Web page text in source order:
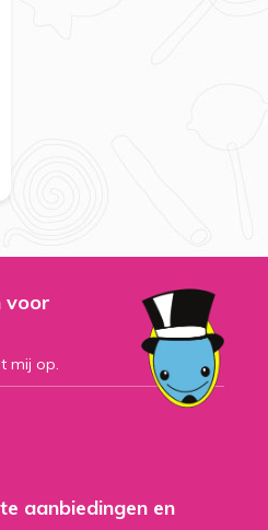
voor
mij op.
aanbiedingen en